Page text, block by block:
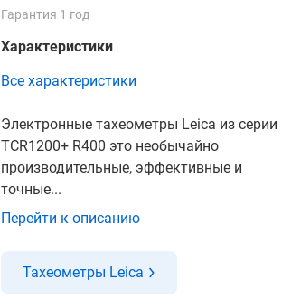
Гарантия 1 год
Характеристики
Все характеристики
Электронные тахеометры Leica из серии
TCR1200+ R400 это необычайно
производительные, эффективные и
точные...
Перейти к описанию
Тахеометры Leica